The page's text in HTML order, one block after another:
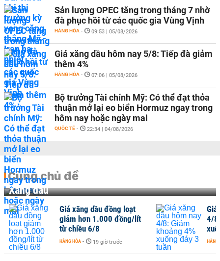
Sản lượng OPEC tăng trong tháng 7 nhờ
đà phục hồi từ các quốc gia Vùng Vịnh
HÀNG HÓA - 09:53 | 05/08/2026
Giá xăng dầu hôm nay 5/8: Tiếp đà giảm
thêm 4%
HÀNG HÓA - 07:06 | 05/08/2026
Bộ trưởng Tài chính Mỹ: Có thể đạt thỏa
thuận mở lại eo biển Hormuz ngay trong
hôm nay hoặc ngày mai
QUỐC TẾ - 22:34 | 04/08/2026
Cùng chủ đề
Xăng dầu
Giá xăng dầu đồng loạt
giảm hơn 1.000 đồng/lít
từ chiều 6/8
HÀNG HÓA 19 giờ trước
Giá xăng
4/8: Giảm
xuống đáy
HÀNG HÓA